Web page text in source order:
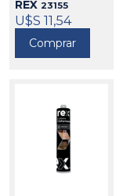
REX 23155
U$S 11,54
Comprar